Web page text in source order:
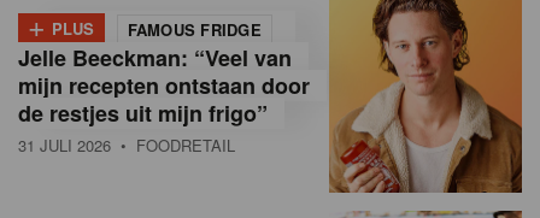
n
B
e
+ PLUS FAMOUS FRIDGE
Jelle Beeckman: “Veel van
mijn recepten ontstaan door
de restjes uit mijn frigo”
31 JULI 2026 • FOODRETAIL